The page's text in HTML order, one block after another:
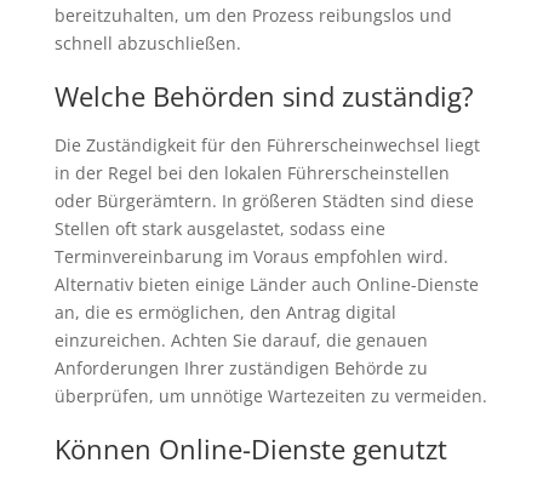
bereitzuhalten, um den Prozess reibungslos und
schnell abzuschließen.
Welche Behörden sind zuständig?
Die Zuständigkeit für den Führerscheinwechsel liegt
in der Regel bei den lokalen Führerscheinstellen
oder Bürgerämtern. In größeren Städten sind diese
Stellen oft stark ausgelastet, sodass eine
Terminvereinbarung im Voraus empfohlen wird.
Alternativ bieten einige Länder auch Online-Dienste
an, die es ermöglichen, den Antrag digital
einzureichen. Achten Sie darauf, die genauen
Anforderungen Ihrer zuständigen Behörde zu
überprüfen, um unnötige Wartezeiten zu vermeiden.
Können Online-Dienste genutzt